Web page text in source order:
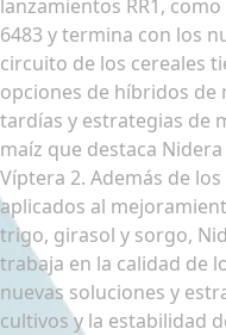
lanzamientos RR1, como
6483 y termina con los
circuito de los cereales
opciones de híbridos de
tardías y estrategias de
maíz que destaca
Víptera 2. Además de
aplicados al
trigo, girasol y sorgo,
trabaja en la calidad de
nuevas soluciones y
cultivos y la estabilidad